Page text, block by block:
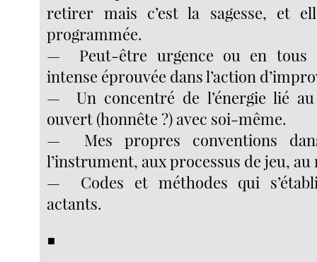
retirer mais c’est la sagesse, et
programmée.
— Peut-être urgence ou en tous
intense éprouvée dans l’action
— Un concentré de l’énergie lié
ouvert (honnête ?) avec soi-même.
— Mes propres conventions
l’instrument, aux processus de jeu,
— Codes et méthodes qui
actants.
■